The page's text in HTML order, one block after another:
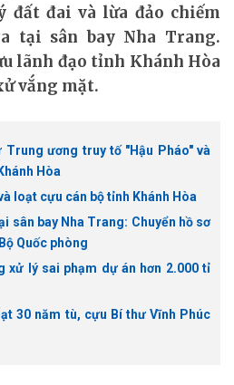
đất đai và lừa đảo chiếm
tại sân bay Nha Trang.
lãnh đạo tỉnh Khánh Hòa
vắng mặt.
Trung ương truy tố "Hậu Pháo" và
Hòa
loạt cựu cán bộ tỉnh Khánh Hòa
sân bay Nha Trang: Chuyển hồ sơ
Quốc phòng
xử lý sai phạm dự án hơn 2.000 tỉ
30 năm tù, cựu Bí thư Vĩnh Phúc